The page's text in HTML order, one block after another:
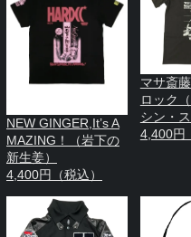
NEW GINGER,It’s A
MAZING！（岩下の
新生姜）
4,400円（税込）
マサ斎
ロック
シン・ス
4,400円